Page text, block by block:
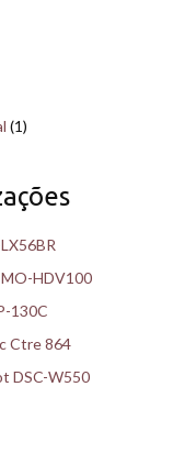
(1)
MO-HDV100
130C
Ctre 864
DSC-W550